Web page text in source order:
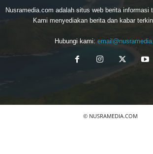
Nusramedia.com adalah situs web berita informasi
Kami menyediakan berita dan kabar
Hubungi kami:
© NUSRAMEDIA.COM